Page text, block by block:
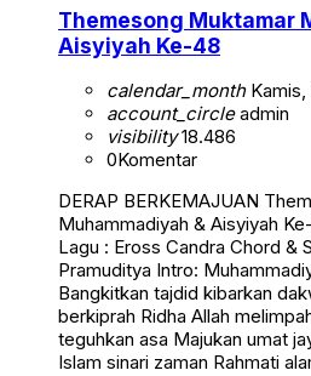
Themesong Muktamar
Aisyiyah Ke-48
calendar_monthKamis,
account_circleadmin
visibility18.486
0Komentar
DERAP BERKEMAJUAN
Muhammadiyah & Aisyiyah
Lagu : Eross Candra Chord &
Pramuditya Intro:
Bangkitkan tajdid kibarkan
berkiprah Ridha Allah
teguhkan asa Majukan umat
Islam sinari zaman Rahmati